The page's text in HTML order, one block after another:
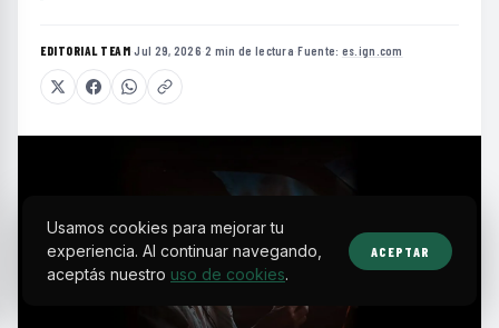
EDITORIAL TEAM·Jul 29, 2026·2 min de lectura·Fuente: es.ign.com
Usamos cookies para mejorar tu
experiencia. Al continuar navegando,
aceptás nuestro uso de cookies.
ACEPTAR